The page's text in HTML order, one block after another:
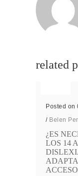
related
Posted on
/ Belen
¿ES
LOS 14